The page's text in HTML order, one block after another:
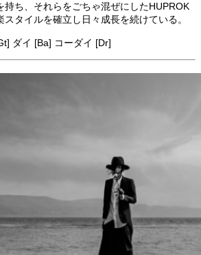
持ち、それらをごちゃ混ぜにしたHUPROK
タイルを確立し日々成長を続けている。
ダイ [Ba] コーダイ [Dr]